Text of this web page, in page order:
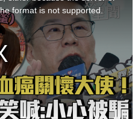
format is not supported.